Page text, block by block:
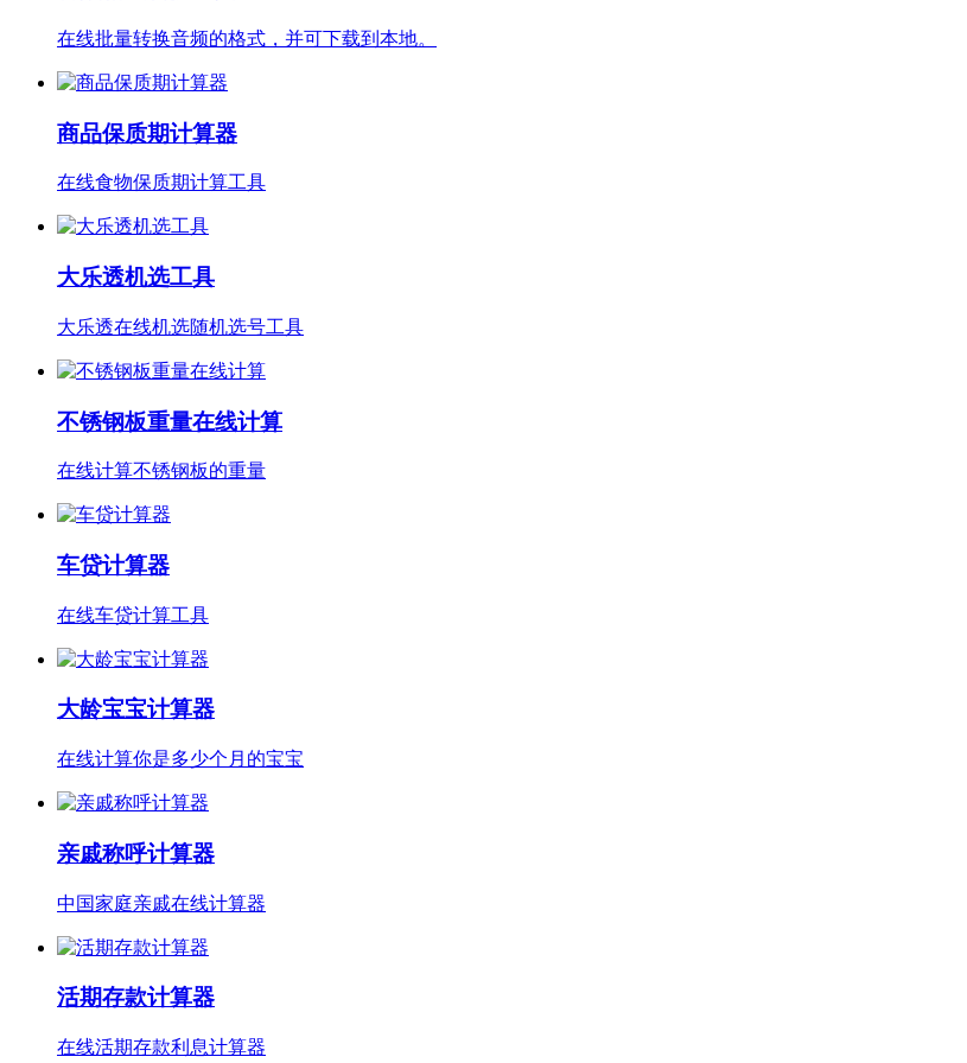
在线批量转换音频的格式，并可下载到本地。
商品保质期计算器
在线食物保质期计算工具
大乐透机选工具
大乐透在线机选随机选号工具
不锈钢板重量在线计算
在线计算不锈钢板的重量
车贷计算器
在线车贷计算工具
大龄宝宝计算器
在线计算你是多少个月的宝宝
亲戚称呼计算器
中国家庭亲戚在线计算器
活期存款计算器
在线活期存款利息计算器